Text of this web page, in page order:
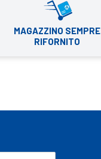
MAGAZZINO SEMPRE
RIFORNITO